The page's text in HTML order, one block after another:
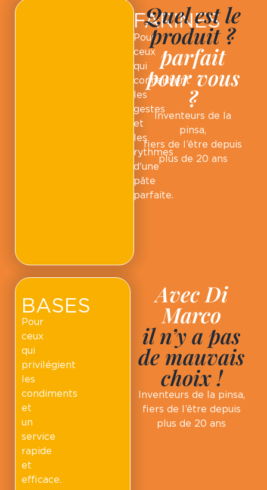
FARINES
Pour
ceux
qui
connaissent
les
gestes
et
les
rythmes
d'une
pâte
parfaite.
Quel est le
produit ?
parfait
pour vous
?
Inventeurs de la
pinsa,
fiers de l’être depuis
plus de 20 ans
Avec Di
Marco
il n’y a pas
de mauvais
choix !
Inventeurs de la pinsa,
fiers de l’être depuis
plus de 20 ans
BASES
Pour
ceux
qui
privilégient
les
condiments
et
un
service
rapide
et
efficace.